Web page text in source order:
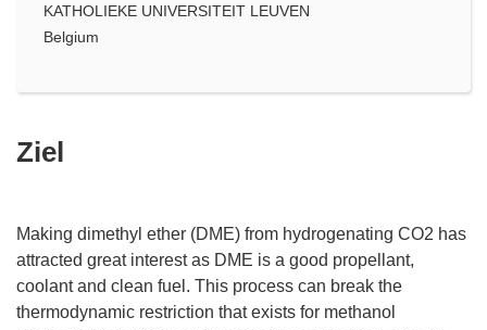
KATHOLIEKE UNIVERSITEIT LEUVEN
Belgium
Ziel
Making dimethyl ether (DME) from hydrogenating CO2 has
attracted great interest as DME is a good propellant,
coolant and clean fuel. This process can break the
thermodynamic restriction that exists for methanol